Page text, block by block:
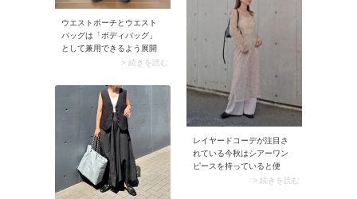
がおしゃれに決まります
ウエストポーチとウエスト
バッグは「ボディバッグ」
として兼用できるよう展開
されていることが一般的。
はなく斜めに掛けるとスポ
ーティな雰囲気が高まり、
アクティブなコーデに決ま
> 続きを読む
レイヤードコーデが注目さ
れている今秋はシアーワン
ピースを持っていると便
利。ベーシックなワンツー
> 続きを読む